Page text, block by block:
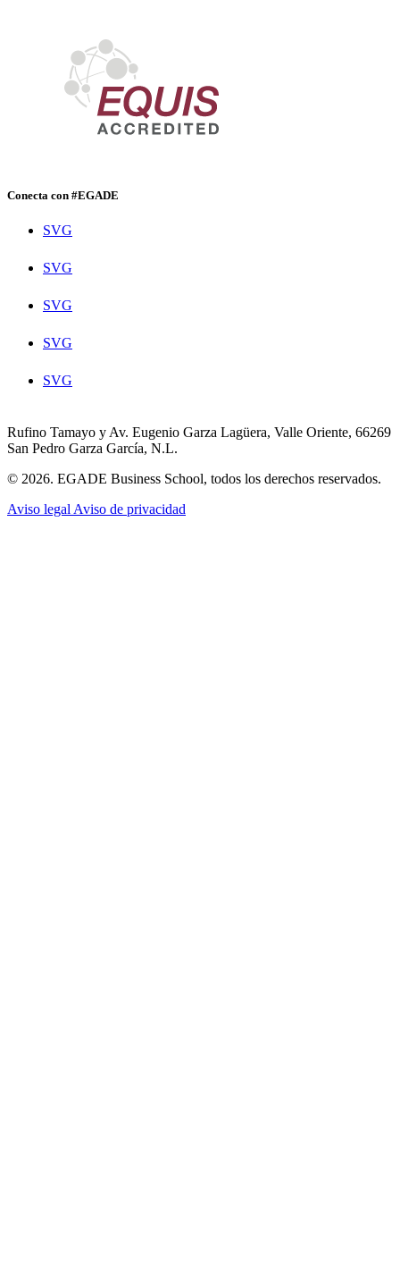
Conecta con #EGADE
SVG
SVG
SVG
SVG
SVG
Rufino Tamayo y Av. Eugenio Garza Lagüera, Valle Oriente, 66269
San Pedro Garza García, N.L.
© 2026. EGADE Business School, todos los derechos reservados.
Aviso legal Aviso de privacidad